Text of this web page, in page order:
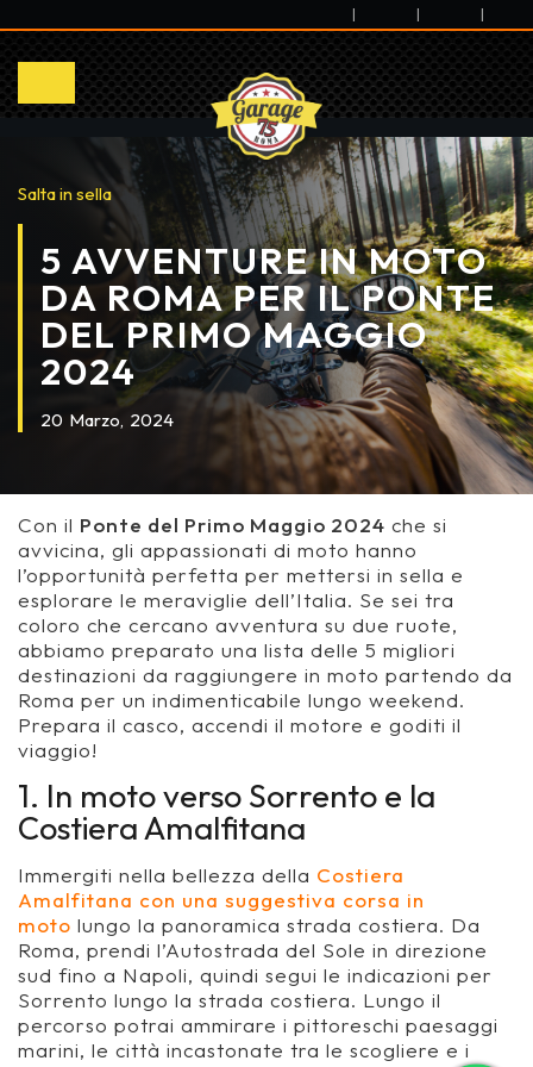
| | |
Salta in sella
5 AVVENTURE IN MOTO
DA ROMA PER IL PONTE
DEL PRIMO MAGGIO
2024
20 Marzo, 2024
Con il Ponte del Primo Maggio 2024 che si
avvicina, gli appassionati di moto hanno
l’opportunità perfetta per mettersi in sella e
esplorare le meraviglie dell’Italia. Se sei tra
coloro che cercano avventura su due ruote,
abbiamo preparato una lista delle 5 migliori
destinazioni da raggiungere in moto partendo da
Roma per un indimenticabile lungo weekend.
Prepara il casco, accendi il motore e goditi il
viaggio!
1. In moto verso Sorrento e la
Costiera Amalfitana
Immergiti nella bellezza della Costiera
Amalfitana con una suggestiva corsa in
moto lungo la panoramica strada costiera. Da
Roma, prendi l’Autostrada del Sole in direzione
sud fino a Napoli, quindi segui le indicazioni per
Sorrento lungo la strada costiera. Lungo il
percorso potrai ammirare i pittoreschi paesaggi
marini, le città incastonate tra le scogliere e i